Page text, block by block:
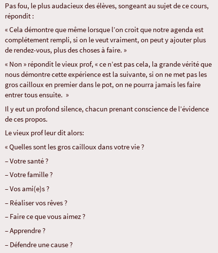
Pas fou, le plus audacieux des élèves, songeant au sujet de ce cours,
répondit :
« Cela démontre que même lorsque l’on croit que notre agenda est
complétement rempli, si on le veut vraiment, on peut y ajouter plus
de rendez-vous, plus des choses à faire. »
« Non » répondit le vieux prof, « ce n’est pas cela, la grande vérité que
nous démontre cette expérience est la suivante, si on ne met pas les
gros cailloux en premier dans le pot, on ne pourra jamais les faire
entrer tous ensuite. »
Il y eut un profond silence, chacun prenant conscience de l’évidence
de ces propos.
Le vieux prof leur dit alors:
« Quelles sont les gros cailloux dans votre vie ?
– Votre santé ?
– Votre famille ?
– Vos ami(e)s ?
– Réaliser vos rêves ?
– Faire ce que vous aimez ?
– Apprendre ?
– Défendre une cause ?